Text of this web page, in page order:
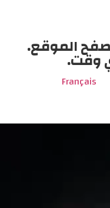
الموقع.
وقت.
Français